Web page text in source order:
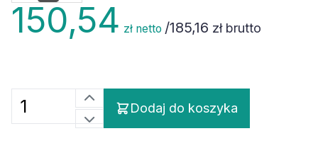
150,54 zł netto /185,16 zł brutto
Dodaj do koszyka